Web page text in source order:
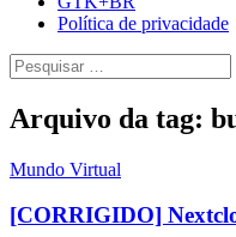
Política de privacidade
Pesquisar
por:
Arquivo da tag:
Mundo Virtual
[CORRIGIDO]